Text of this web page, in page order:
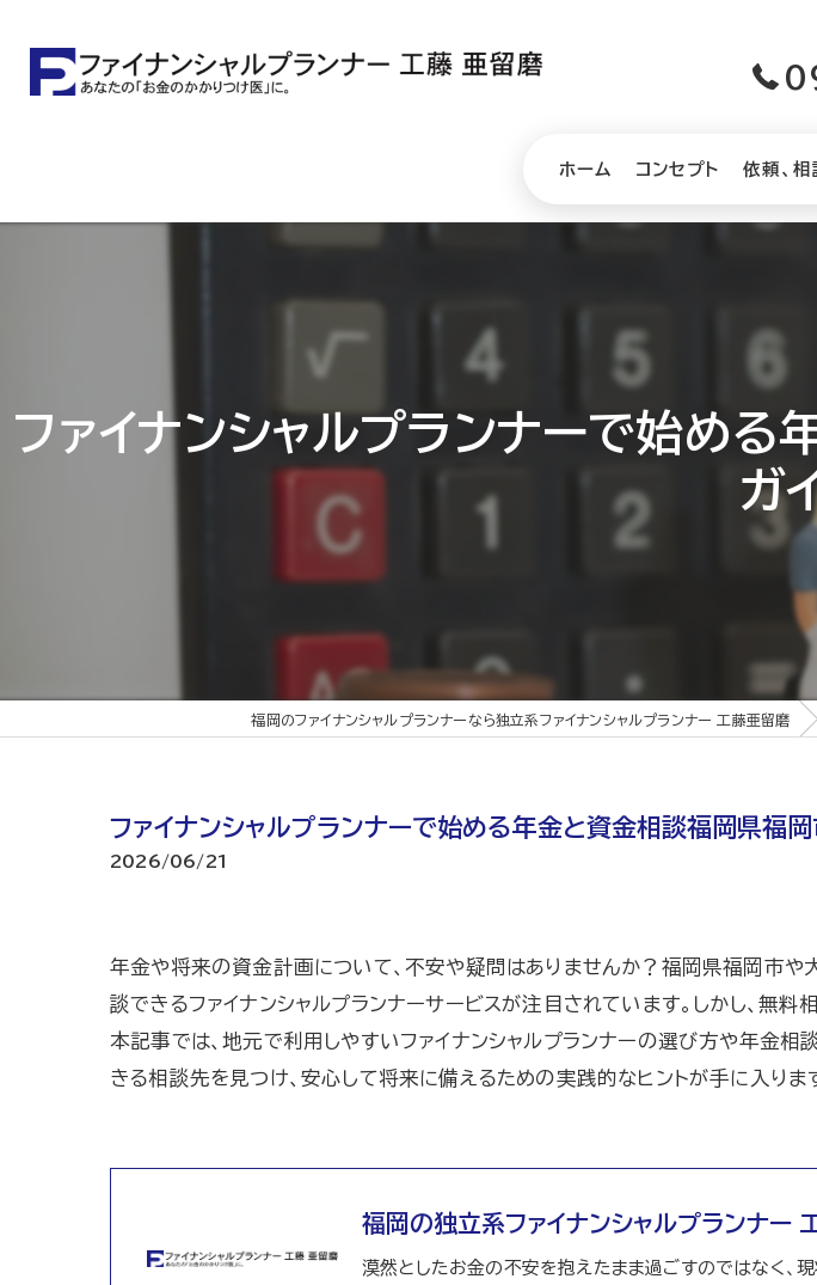
ホーム コンセプト 依頼、
ファイナンシャルプランナーで始め
ガ
福岡のファイナンシャルプランナーなら独立系ファイナンシャルプランナー 工藤亜留磨
ファイナンシャルプランナーで始める年金と資金相談福岡県福
2026/06/21
年金や将来の資金計画について、不安や疑問はありませんか？福岡県福岡市や
談できるファイナンシャルプランナーサービスが注目されています。しかし、無
本記事では、地元で利用しやすいファイナンシャルプランナーの選び方や年金相
きる相談先を見つけ、安心して将来に備えるための実践的なヒントが手に入りま
福岡の独立系ファイナンシャルプランナー
漠然としたお金の不安を抱えたまま過ごすのではなく、